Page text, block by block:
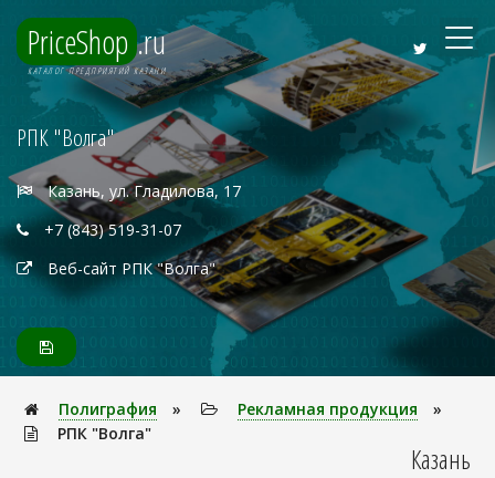
PriceShop .ru
КАТАЛОГ ПРЕДПРИЯТИЙ КАЗАНИ
РПК "Волга"
Казань, ул. Гладилова, 17
+7 (843) 519-31-07
Веб-сайт РПК "Волга"
Полигpафия » Рекламная продукция
»
РПК "Волга"
Казань